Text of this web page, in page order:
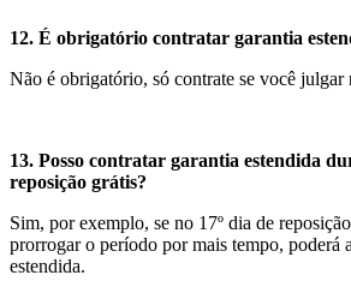
12. É obrigatório contratar garantia
Não é obrigatório, só contrate se você julgar
13. Posso contratar garantia estendida
reposição grátis?
Sim, por exemplo, se no 17º dia de
prorrogar o período por mais tempo, poderá
estendida.